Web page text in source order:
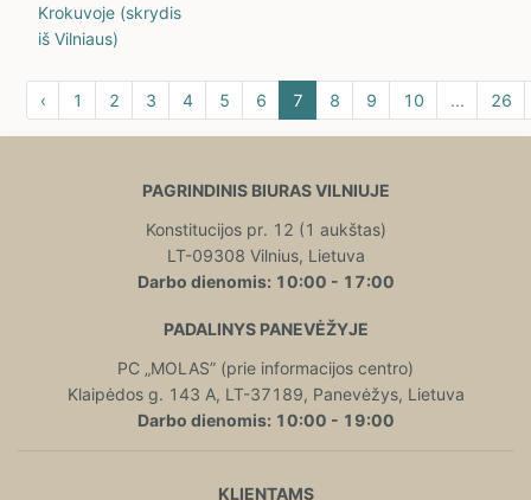
Krokuvoje (skrydis
iš Vilniaus)
‹ 1 2 3 4 5 6 7 8 9 10 ... 26
PAGRINDINIS BIURAS VILNIUJE
Konstitucijos pr. 12 (1 aukštas)
LT-09308 Vilnius, Lietuva
Darbo dienomis: 10:00 - 17:00
PADALINYS PANEVĖŽYJE
PC „MOLAS” (prie informacijos centro)
Klaipėdos g. 143 A, LT-37189, Panevėžys, Lietuva
Darbo dienomis: 10:00 - 19:00
KLIENTAMS